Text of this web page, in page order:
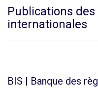
Publications
internationales
BIS | Banque des